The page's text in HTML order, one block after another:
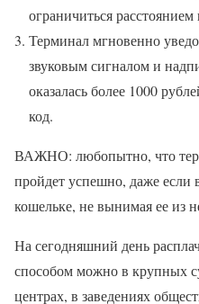
ограничиться
Терминал мгновенно
звуковым сигналом и
оказалась более 1000
код.
ВАЖНО: любопытно, что
пройдет успешно, даже если
кошельке, не вынимая ее из
На сегодняшний день
способом можно в крупных
центрах, в заведениях